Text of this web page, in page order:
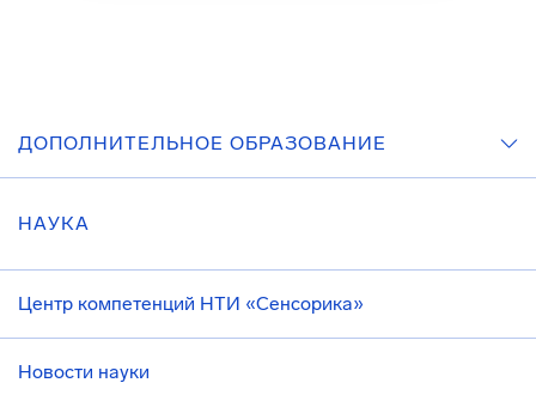
ДОПОЛНИТЕЛЬНОЕ ОБРАЗОВАНИЕ
НАУКА
Центр компетенций НТИ «Сенсорика»
Новости науки